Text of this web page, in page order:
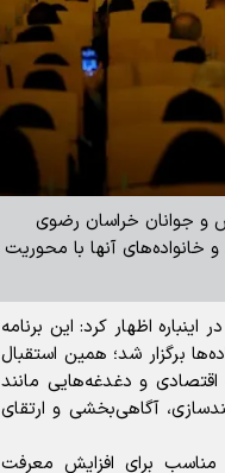
و جوانان خراسان رضوی
آنها با محوریت
اینباره اظهار کرد: این برنامه
برگزار شد؛ همین استقبال
و دغدغه‌هایی مانند
آگاهی‌بخشی و ارتقای
مناسب برای افزایش معرفت